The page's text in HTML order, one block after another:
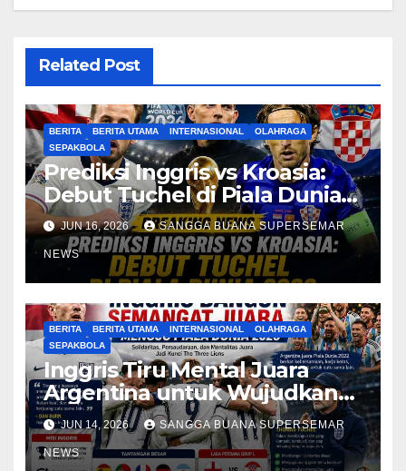
Related Post
BERITA BERITA UTAMA INTERNASIONAL
OLAHRAGA
SEPAKBOLA
Prediksi Inggris vs Kroasia:
Debut Tuchel di Piala Dunia
2026
JUN 16, 2026 SANGGA BUANA SUPERSEMAR
NEWS
BERITA BERITA UTAMA INTERNASIONAL
OLAHRAGA
SEPAKBOLA
Inggris Tiru Mental Juara
Argentina untuk Wujudkan
Mimpi Juara Piala Dunia 2026
JUN 14, 2026 SANGGA BUANA SUPERSEMAR
NEWS